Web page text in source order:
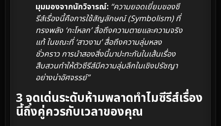
มุมมองจากนักวิจารณ์: “ความยอดเยี่ยมของซี
รีส์เรื่องนี้คือการใช้สัญลักษณ์ (Symbolism) ที่
ทรงพลัง ‘กะโหลก’ สื่อถึงความตายและความจริง
แท้ ในขณะที่ ‘สาวงาม’ สื่อถึงความลุ่มหลง
ชั่วคราว การนำสองสิ่งนี้มาปะทะกันในเส้นเรื่อง
สืบสวนทำให้ตัวซีรีส์มีความลุ่มลึกในเชิงปรัชญา
อย่างน่าอัศจรรย์”
3 จุดเด่นระดับห้ามพลาดทำไมซีรีส์เรื่อง
นี้ถึงคู่ควรกับเวลาของคุณ